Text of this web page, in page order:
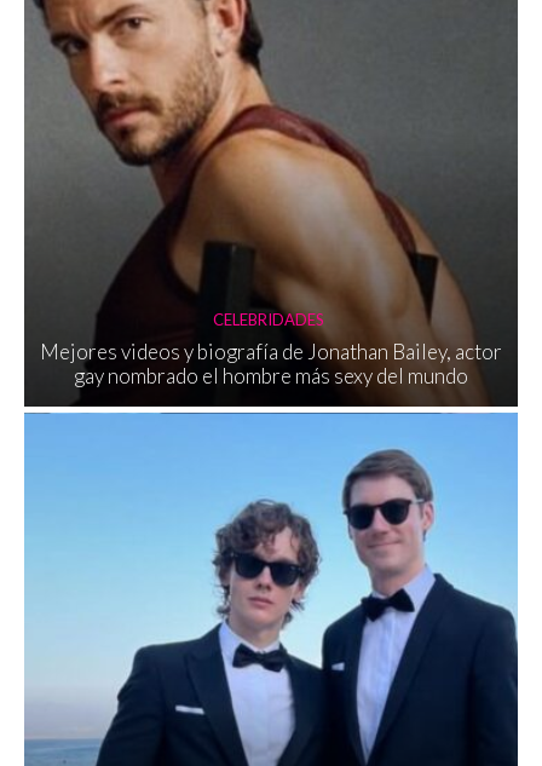
CELEBRIDADES
Mejores videos y biografía de Jonathan Bailey, actor
gay nombrado el hombre más sexy del mundo